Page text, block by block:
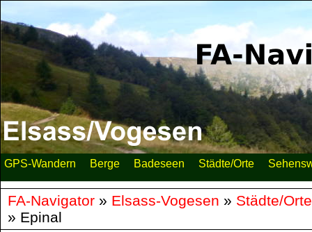
GPS-Wandern Berge Badeseen Städte/Orte
FA-Navigator » Elsass-Vogesen » Städte/Orte
» Epinal